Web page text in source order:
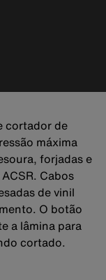
cortador de
máxima
forjadas e
Cabos
de vinil
O botão
a lâmina para
cortado.